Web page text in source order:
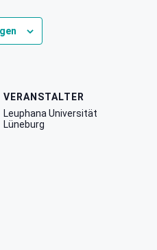
VERANSTALTER
Leuphana Universität
Lüneburg